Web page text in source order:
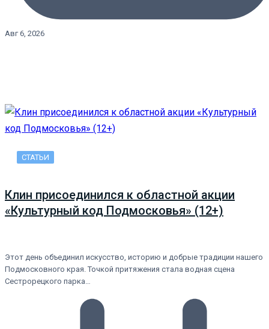
Авг 6, 2026
СТАТЬИ
Клин присоединился к областной акции
«Культурный код Подмосковья» (12+)
Этот день объединил искусство, историю и добрые традиции нашего
Подмосковного края. Точкой притяжения стала водная сцена
Сестрорецкого парка…